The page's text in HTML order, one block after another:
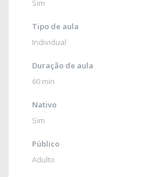
Sim
Tipo de aula
Individual
Duração de aula
60 min
Nativo
Sim
Público
Adulto